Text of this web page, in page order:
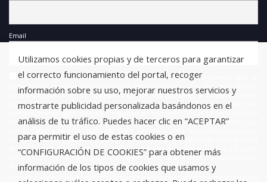
Email
He leído y acepto la política de privacidad *. Le informamos que el
responsable del tratamiento de estos datos es FUNDACIÓN ANTONIO GALA y
la finalidad de este es la gestión de las suscripciones a nuestro boletín
informativo, encontrándonos legitimados para este tratamiento a través del
consentimiento que nos está otorgando en este acto. No se cederán datos a
terceros salvo obligación legal. Usted certifica que es mayor de 14 años y que
consentimiento y todo ello, de conformidad con lo establecido en la Política
de Privacidad. Puede usted acceder, rectificar y suprimir los datos, así como
otros derechos, como se explica en la información adicional. Puede consultar
la información adicional y detallada sobre Protección de Datos.
Utilizamos cookies propias y de terceros para garantizar
el correcto funcionamiento del portal, recoger
información sobre su uso, mejorar nuestros servicios y
mostrarte publicidad personalizada basándonos en el
análisis de tu tráfico. Puedes hacer clic en “ACEPTAR”
para permitir el uso de estas cookies o en
“CONFIGURACIÓN DE COOKIES” para obtener más
información de los tipos de cookies que usamos y